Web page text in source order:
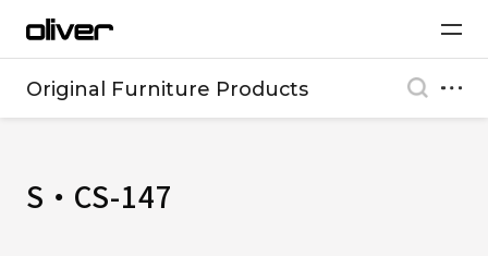
Original Furniture Products
S・CS-147